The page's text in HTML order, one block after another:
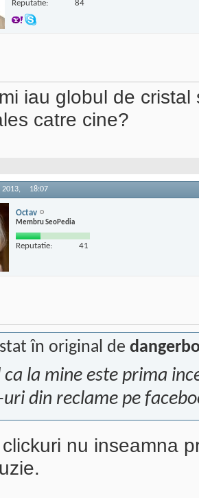
Reputatie: 84
iau globul de
catre cine?
18:07
Octav
Membru SeoPedia
Reputatie: 41
în original de
ca la mine este prima
din reclame pe
nu inseamna